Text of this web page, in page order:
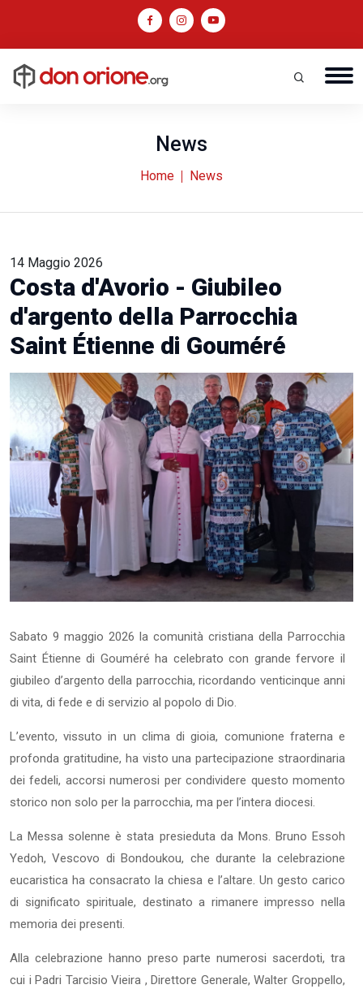
News
Home News
14 Maggio 2026
Costa d'Avorio - Giubileo
d'argento della Parrocchia
Saint Étienne di Gouméré
Sabato 9 maggio 2026 la comunità cristiana della Parrocchia
Saint Étienne di Gouméré ha celebrato con grande fervore il
giubileo d’argento della parrocchia, ricordando venticinque anni
di vita, di fede e di servizio al popolo di Dio.
L’evento, vissuto in un clima di gioia, comunione fraterna e
profonda gratitudine, ha visto una partecipazione straordinaria
dei fedeli, accorsi numerosi per condividere questo momento
storico non solo per la parrocchia, ma per l’intera diocesi.
La Messa solenne è stata presieduta da Mons. Bruno Essoh
Yedoh, Vescovo di Bondoukou, che durante la celebrazione
eucaristica ha consacrato la chiesa e l’altare. Un gesto carico
di significato spirituale, destinato a rimanere impresso nella
memoria dei presenti.
Alla celebrazione hanno preso parte numerosi sacerdoti, tra
cui i Padri Tarcisio Vieira , Direttore Generale, Walter Groppello,